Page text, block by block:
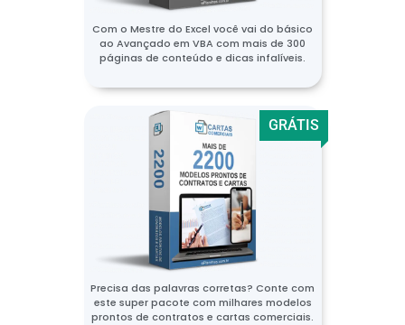
Com o Mestre do Excel você vai do básico
ao Avançado em VBA com mais de 300
páginas de conteúdo e dicas infalíveis.
GRÁTIS
Precisa das palavras corretas? Conte com
este super pacote com milhares modelos
prontos de contratos e cartas comerciais.